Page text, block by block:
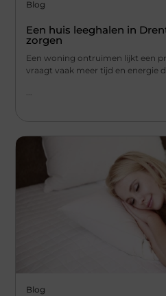
Blog
Een huis leeghalen in
zorgen
Een woning ontruimen lijkt een
vraagt vaak meer tijd en energie
...
Blog